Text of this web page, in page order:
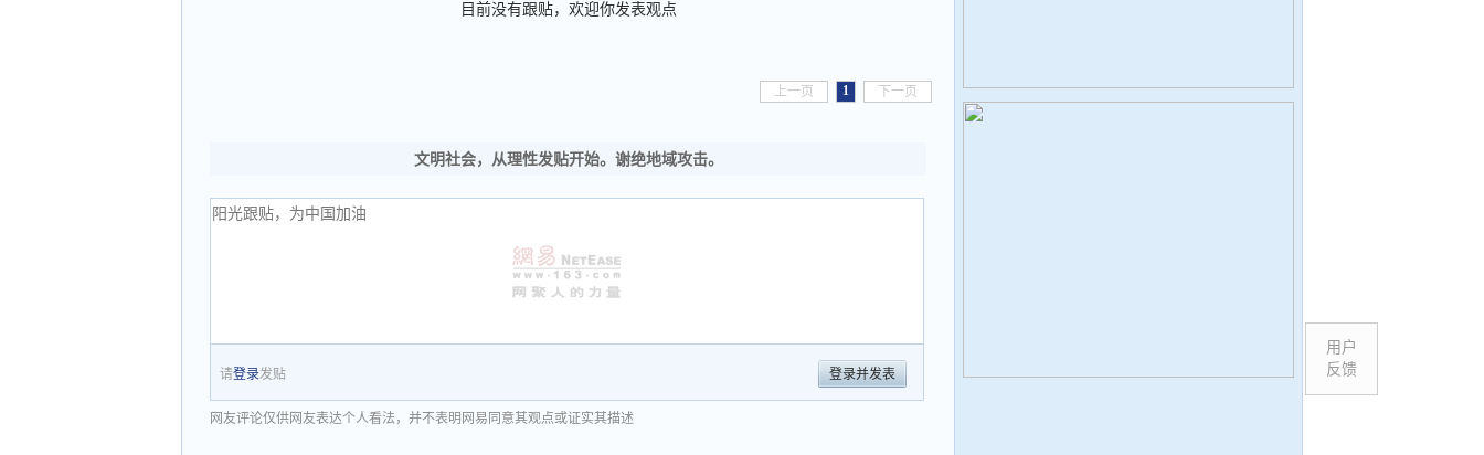
目前没有跟贴，欢迎你发表观点
上一页 1 下一页
文明社会，从理性发贴开始。谢绝地域攻击。
请登录发贴 登录并发表
网友评论仅供网友表达个人看法，并不表明网易同意其观点或证实其描述
用户
反馈